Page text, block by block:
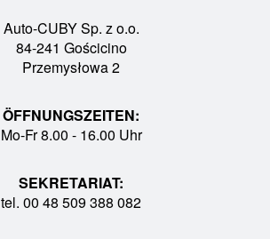
Auto-CUBY Sp. z o.o.
84-241 Gościcino
Przemysłowa 2
ÖFFNUNGSZEITEN:
Mo-Fr 8.00 - 16.00 Uhr
SEKRETARIAT:
tel. 00 48 509 388 082